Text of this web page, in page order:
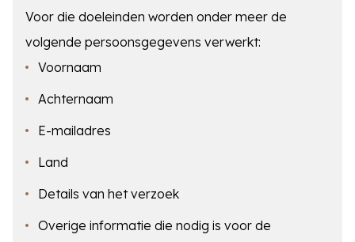
Voor die doeleinden worden onder meer de
volgende persoonsgegevens verwerkt:
Voornaam
Achternaam
E-mailadres
Land
Details van het verzoek
Overige informatie die nodig is voor de